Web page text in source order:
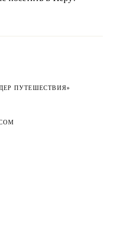
ПУТЕШЕСТВИЯ»